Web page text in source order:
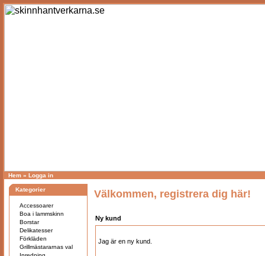
Hem » Logga in
Kategorier
Accessoarer
Boa i lammskinn
Borstar
Delikatesser
Förkläden
Grillmästararnas val
Välkommen, registrera dig här!
Ny kund
Jag är en ny kund.